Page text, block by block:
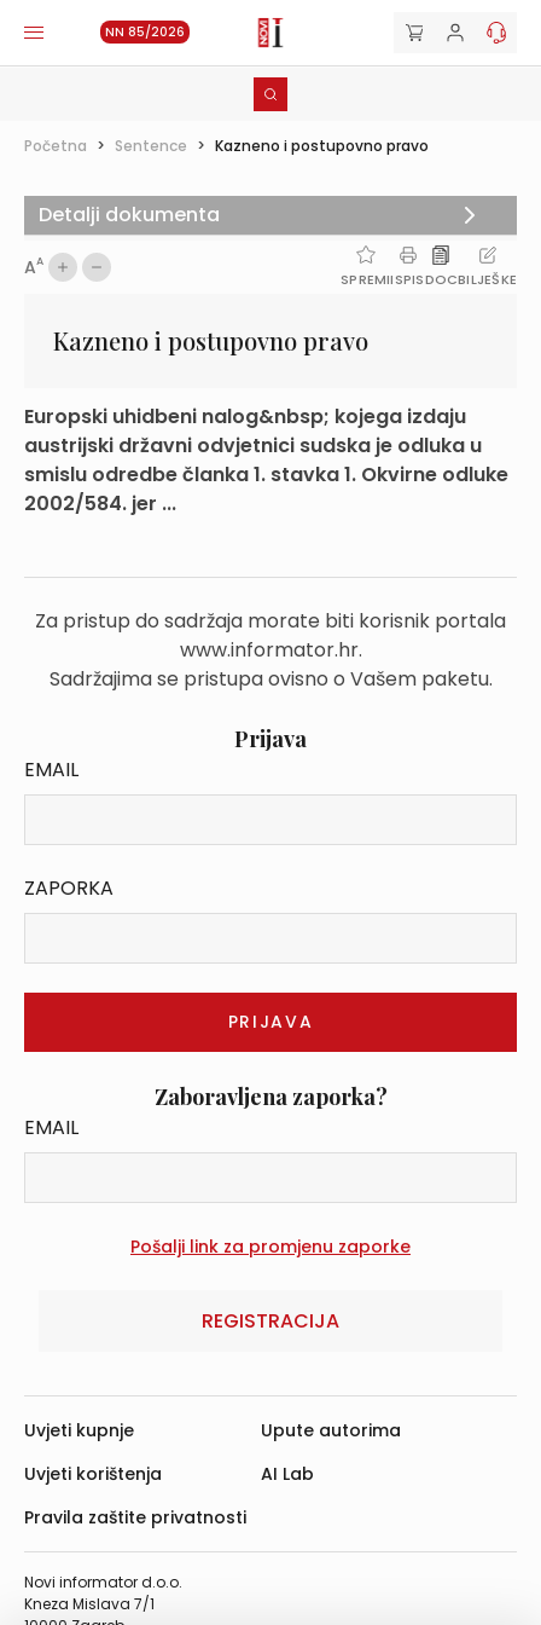
NN 85/2026
Početna > Sentence > Kazneno i postupovno pravo
AA
SPREMIISPISDOCBILJEŠKE
Kazneno i postupovno pravo
Europski uhidbeni nalog&nbsp; kojega izdaju
austrijski državni odvjetnici sudska je odluka u
smislu odredbe članka 1. stavka 1. Okvirne odluke
2002/584. jer ...
Za pristup do sadržaja morate biti korisnik portala
www.informator.hr.
Sadržajima se pristupa ovisno o Vašem paketu.
Prijava
EMAIL
ZAPORKA
Zaboravljena zaporka?
EMAIL
REGISTRACIJA
Detalji dokumenta
Novi informator d.o.o.
Kneza Mislava 7/1
Uvjeti kupnje
Uvjeti korištenja
Pravila zaštite privatnosti
Upute autorima
AI Lab